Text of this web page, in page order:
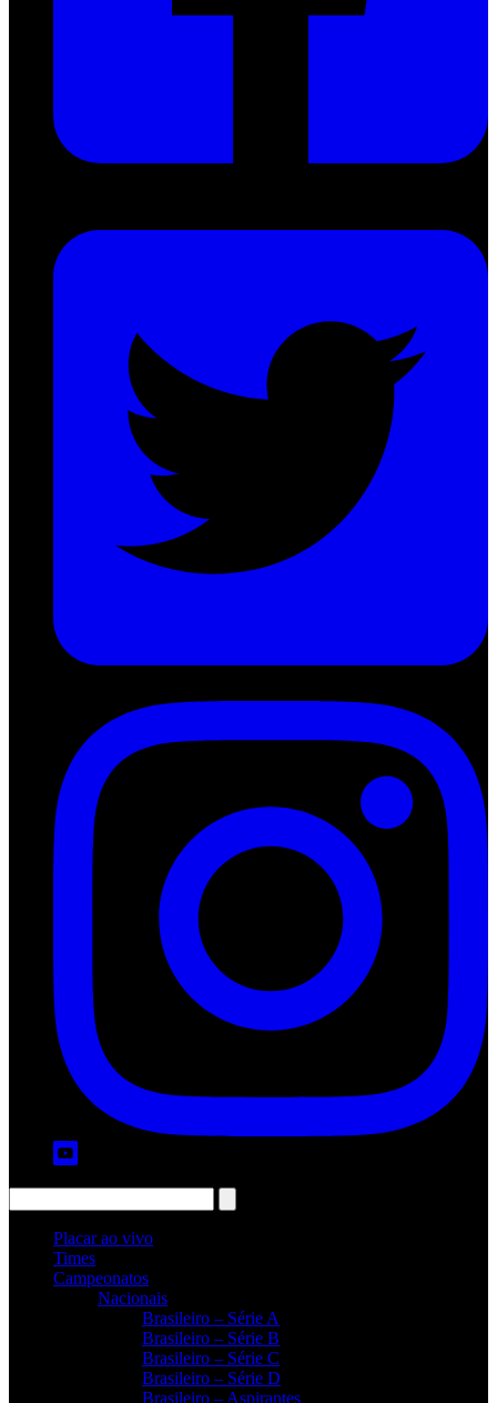
Placar ao vivo
Times
Campeonatos
Nacionais
Brasileiro – Série A
Brasileiro – Série B
Brasileiro – Série C
Brasileiro – Série D
Brasileiro – Aspirantes